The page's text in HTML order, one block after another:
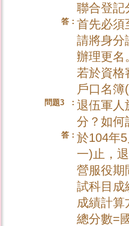
聯合登記
答： 首先必須
請將身分
辦理更名
若於資格
戶口名
問題3 ： 退伍軍人
分？如何
答： 於104年
一)止，
營服役期
試科目成
成績計算
總分數=